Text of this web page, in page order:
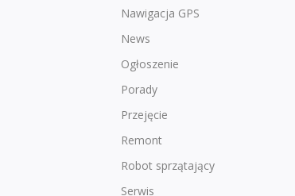
Nawigacja GPS
News
Ogłoszenie
Porady
Przejęcie
Remont
Robot sprzątający
Serwis